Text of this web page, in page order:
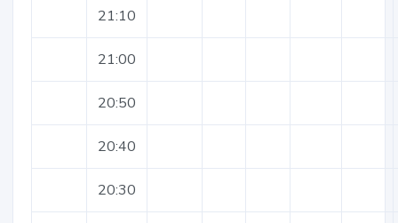
21:10
21:00
20:50
20:40
20:30